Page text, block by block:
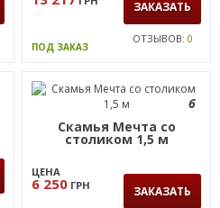
ЗАКАЗАТЬ
ПОД ЗАКАЗ
ОТЗЫВОВ: 0
6
Скамья Мечта со
столиком 1,5 м
ЦЕНА
6 250 ГРН ЗАКАЗАТЬ